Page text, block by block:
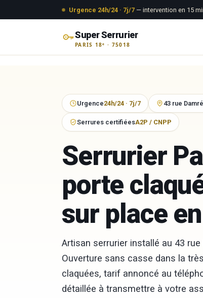
Urgence 24h/24 · 7j/7 — intervention en 15
Super Serrurier
PARIS 18ᵉ · 75018
Urgence24h/24 · 7j/7 43 rue
Serrures certifiéesA2P / CNPP
Serrurier
porte
sur place
Artisan serrurier installé au 43
Ouverture sans casse dans la
claquées, tarif annoncé au
détaillée à transmettre à votre